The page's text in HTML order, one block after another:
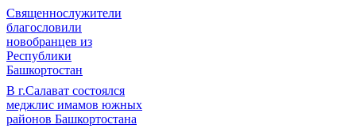
Священнослужители
благословили
новобранцев из
Республики
Башкортостан
В г.Салават состоялся
меджлис имамов южных
районов Башкортостана